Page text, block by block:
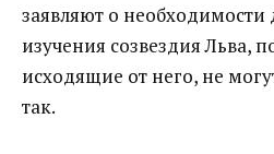
заявляют о необходимости
изучения созвездия Льва,
исходящие от него, не
так.